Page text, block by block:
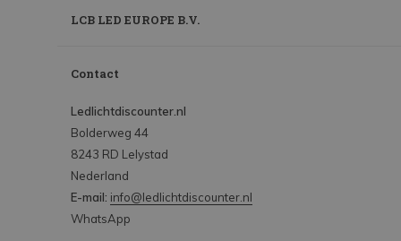
LCB LED EUROPE B.V.
Contact
Ledlichtdiscounter.nl
Bolderweg 44
8243 RD Lelystad
Nederland
E-mail: info@ledlichtdiscounter.nl
WhatsApp